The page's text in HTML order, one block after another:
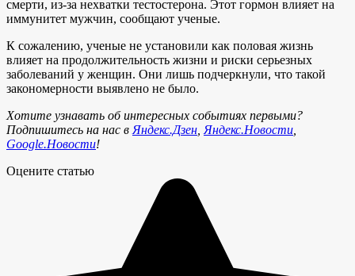
смерти, из-за нехватки тестостерона. Этот гормон влияет на
иммунитет мужчин, сообщают ученые.
К сожалению, ученые не установили как половая жизнь
влияет на продолжительность жизни и риски серьезных
заболеваний у женщин. Они лишь подчеркнули, что такой
закономерности выявлено не было.
Хотите узнавать об интересных событиях первыми?
Подпишитесь на нас в Яндекс.Дзен Яндекс.Новости
Google.Новости!
Оцените статью